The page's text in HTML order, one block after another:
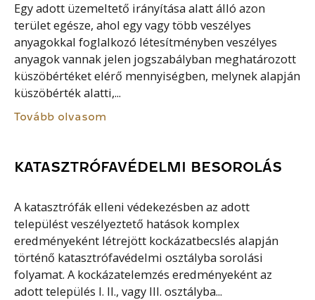
Egy adott üzemeltető irányítása alatt álló azon
terület egésze, ahol egy vagy több veszélyes
anyagokkal foglalkozó létesítményben veszélyes
anyagok vannak jelen jogszabályban meghatározott
küszöbértéket elérő mennyiségben, melynek alapján
küszöbérték alatti,...
Tovább olvasom
KATASZTRÓFAVÉDELMI BESOROLÁS
A katasztrófák elleni védekezésben az adott
települést veszélyeztető hatások komplex
eredményeként létrejött kockázatbecslés alapján
történő katasztrófavédelmi osztályba sorolási
folyamat. A kockázatelemzés eredményeként az
adott település I. II., vagy III. osztályba...